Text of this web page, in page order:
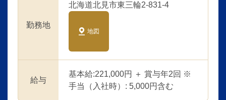
勤務地
北海道北見市東三輪2-831-4
地図
給与
基本給:221,000円 ＋ 賞与年2回 ※
手当（入社時）: 5,000円含む